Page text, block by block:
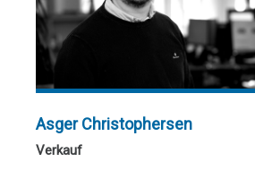
Asger Christophersen
Verkauf